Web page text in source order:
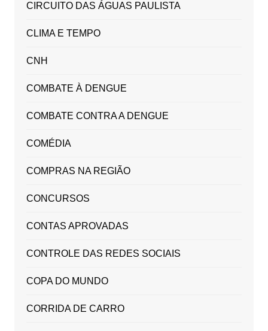
CIRCUITO DAS ÁGUAS PAULISTA
CLIMA E TEMPO
CNH
COMBATE À DENGUE
COMBATE CONTRA A DENGUE
COMÉDIA
COMPRAS NA REGIÃO
CONCURSOS
CONTAS APROVADAS
CONTROLE DAS REDES SOCIAIS
COPA DO MUNDO
CORRIDA DE CARRO